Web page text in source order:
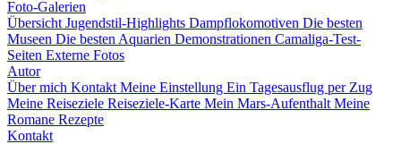
Foto-Galerien
Übersicht Jugendstil-Highlights Dampflokomotiven Die besten
Museen Die besten Aquarien Demonstrationen Camaliga-Test-
Seiten Externe Fotos
Autor
Über mich Kontakt Meine Einstellung Ein Tagesausflug per Zug
Meine Reiseziele Reiseziele-Karte Mein Mars-Aufenthalt Meine
Romane Rezepte
Kontakt